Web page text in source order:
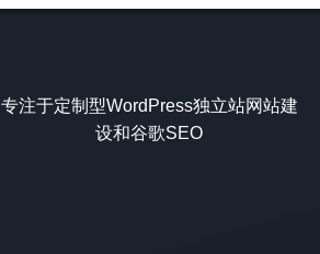
专注于定制型WordPress独立站网站建
设和谷歌SEO